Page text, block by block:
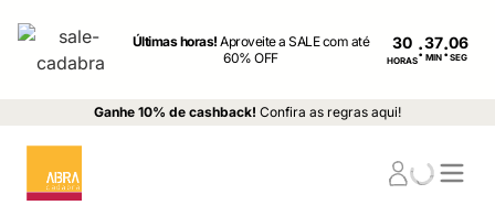
Últimas horas!Aproveite a SALE com até
60% OFF
30
HORAS: MIN : SEG
Ganhe 10% de cashback! Confira as regras aqui!